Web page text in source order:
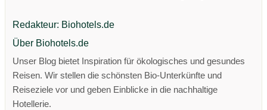
Redakteur: Biohotels.de
Über Biohotels.de
Unser Blog bietet Inspiration für ökologisches und gesundes
Reisen. Wir stellen die schönsten Bio-Unterkünfte und
Reiseziele vor und geben Einblicke in die nachhaltige
Hotellerie.